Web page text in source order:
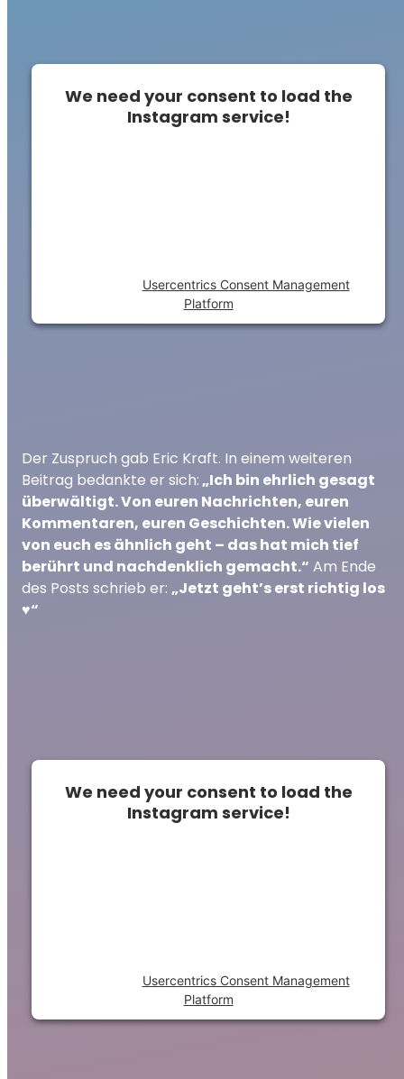
We need your consent to load the
Instagram service!
Usercentrics Consent Management
Platform
Der Zuspruch gab Eric Kraft. In einem weiteren
Beitrag bedankte er sich: „Ich bin ehrlich gesagt
überwältigt. Von euren Nachrichten, euren
Kommentaren, euren Geschichten. Wie vielen
von euch es ähnlich geht – das hat mich tief
berührt und nachdenklich gemacht.“ Am Ende
des Posts schrieb er: „Jetzt geht’s erst richtig los
♥️“
We need your consent to load the
Instagram service!
Usercentrics Consent Management
Platform